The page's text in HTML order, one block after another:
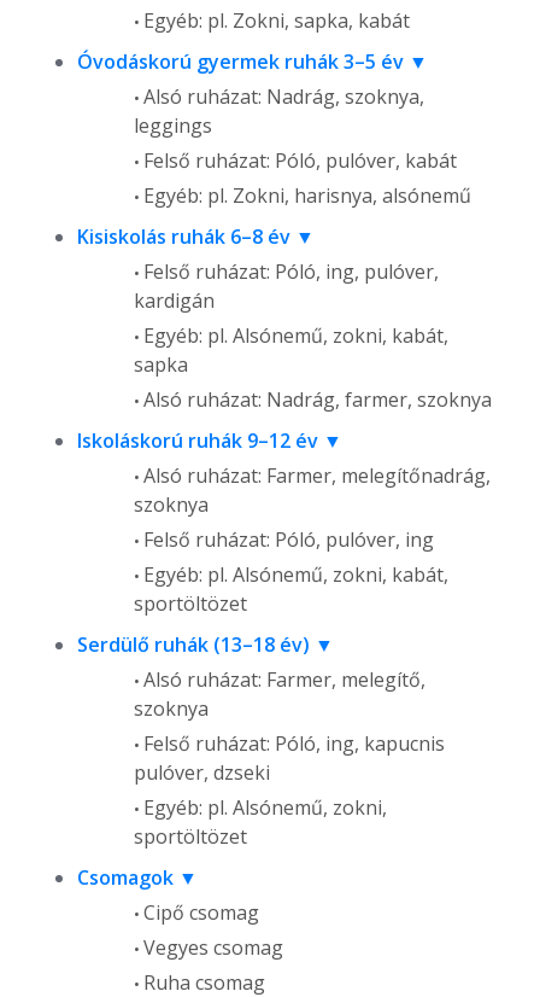
Egyéb: pl. Zokni, sapka, kabát
Óvodáskorú gyermek ruhák 3–5 év
Alsó ruházat: Nadrág, szoknya,
leggings
Felső ruházat: Póló, pulóver, kabát
Egyéb: pl. Zokni, harisnya, alsónemű
Kisiskolás ruhák 6–8 év
Felső ruházat: Póló, ing, pulóver,
kardigán
Egyéb: pl. Alsónemű, zokni, kabát,
sapka
Alsó ruházat: Nadrág, farmer, szoknya
Iskoláskorú ruhák 9–12 év
Alsó ruházat: Farmer, melegítőnadrág,
szoknya
Felső ruházat: Póló, pulóver, ing
Egyéb: pl. Alsónemű, zokni, kabát,
sportöltözet
Serdülő ruhák (13–18 év)
Alsó ruházat: Farmer, melegítő,
szoknya
Felső ruházat: Póló, ing, kapucnis
pulóver, dzseki
Egyéb: pl. Alsónemű, zokni,
sportöltözet
Csomagok
Cipő csomag
Vegyes csomag
Ruha csomag